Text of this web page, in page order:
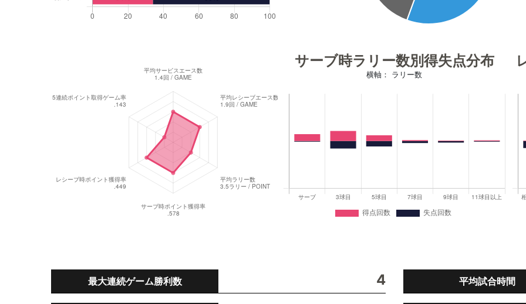
サーブ時ラリー数別得失点分布
横軸： ラリー数
最大連続ゲーム勝利数 4 平均試合時間